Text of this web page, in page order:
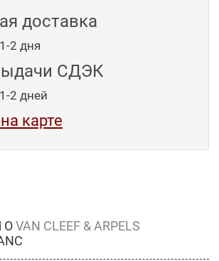
доставка
1-2 дня
СДЭК
1-2 дней
карте
ОVAN CLEEF & ARPELS